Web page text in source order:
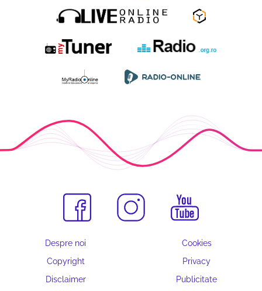
Despre noi
Cookies
Copyright
Privacy
Disclaimer
Publicitate